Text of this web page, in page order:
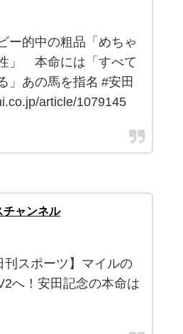
ー的中の粗品「めちゃ
」 本命には「すべて
」あの馬を指名 #安田
article/1079145
チャンネル
刊スポーツ】マイルの
へ！安田記念の本命は